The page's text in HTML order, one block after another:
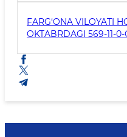
TARTIBGA SOLISH
TO‘G‘RISIDA”GI PF-
HAQIDA
FARG‘ONA VILOYATI
OKTABRDAGI 569-11-